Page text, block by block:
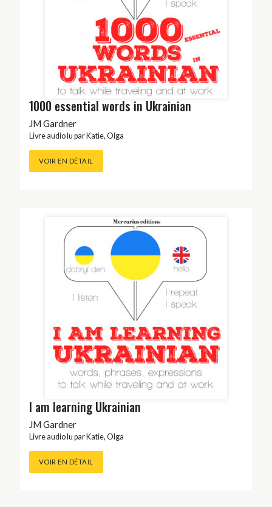
1000 essential words in Ukrainian
JM Gardner
Livre audio lu par Katie, Olga
VOIR EN DÉTAIL
I am learning Ukrainian
JM Gardner
Livre audio lu par Katie, Olga
VOIR EN DÉTAIL